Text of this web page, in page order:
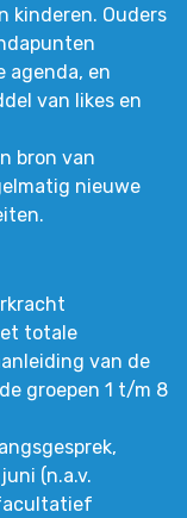
kinderen. Ouders
agenda, en
van likes en
bron van
nieuwe
totale
van de
groepen 1 t/m 8
(n.a.v.